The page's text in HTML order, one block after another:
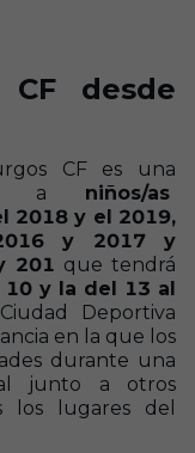
CF desde
CF es una
a niños/as
2018 y el 2019,
y 2017 y
201 que tendrá
10 y la del 13 al
Deportiva
en la que los
durante una
junto a otros
los lugares del